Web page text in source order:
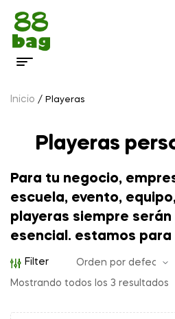
Inicio / Playeras
Playeras
Para tu negocio,
escuela, evento,
playeras siempre
esencial. estamos
Filter
Mostrando todos los 3 resultados